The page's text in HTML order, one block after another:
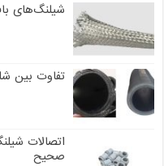
شیلنگ‌های
تفاوت بین
اتصالات
صحیح